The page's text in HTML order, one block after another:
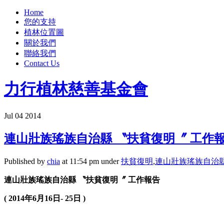
Home
您的支持
植林位置圖
關於我們
聯絡我們
Contact Us
力行植林慈善基金會
Jul 04 2014
連山壯族瑤族自治縣 〝扶貧復明〞 工作
Published by chia at 11:54 pm under扶貧復明,連山壯族瑤族自治
連山壯族瑤族自治縣 〝扶貧復明〞 工作報告
( 2014年6月 16 日 - 25 日 )